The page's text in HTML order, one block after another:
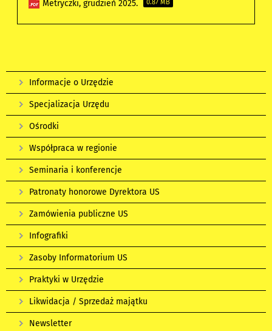
Metryczki, grudzień 2025. 0.87 MB
Informacje o Urzędzie
Specjalizacja Urzędu
Ośrodki
Współpraca w regionie
Seminaria i konferencje
Patronaty honorowe Dyrektora US
Zamówienia publiczne US
Infografiki
Zasoby Informatorium US
Praktyki w Urzędzie
Likwidacja / Sprzedaż majątku
Newsletter